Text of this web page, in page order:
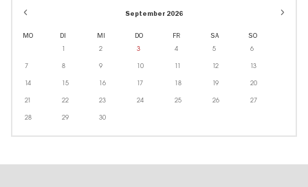
September 2026
MO DI MI DO FR SA SO
1 2 3 4 5 6
7 8 9 10 11 12 13
14 15 16 17 18 19 20
21 22 23 24 25 26 27
28 29 30